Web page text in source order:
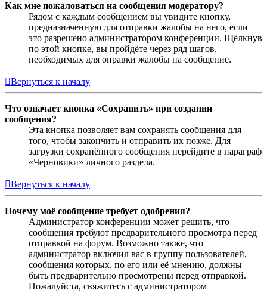
Как мне пожаловаться на сообщения модератору?
Рядом с каждым сообщением вы увидите кнопку,
предназначенную для отправки жалобы на него, если
это разрешено администратором конференции. Щёлкнув
по этой кнопке, вы пройдёте через ряд шагов,
необходимых для оправки жалобы на сообщение.
Вернуться к началу
Что означает кнопка «Сохранить» при создании
сообщения?
Эта кнопка позволяет вам сохранять сообщения для
того, чтобы закончить и отправить их позже. Для
загрузки сохранённого сообщения перейдите в параграф
«Черновики» личного раздела.
Вернуться к началу
Почему моё сообщение требует одобрения?
Администратор конференции может решить, что
сообщения требуют предварительного просмотра перед
отправкой на форум. Возможно также, что
администратор включил вас в группу пользователей,
сообщения которых, по его или её мнению, должны
быть предварительно просмотрены перед отправкой.
Пожалуйста, свяжитесь с администратором